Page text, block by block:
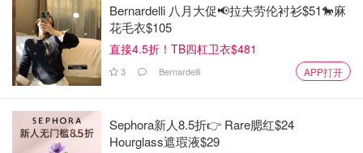
Bernardelli 八月大促📢拉夫劳伦衬衫$51🐎麻
花毛衣$105
直接4.5折！TB四杠卫衣$481
3 Bernardelli APP打开
Sephora新人8.5折👉 Rare腮红$24
Hourglass遮瑕液$29